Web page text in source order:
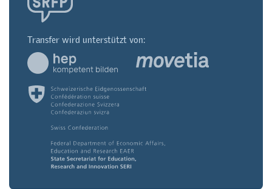
Transfer wird unterstützt von: